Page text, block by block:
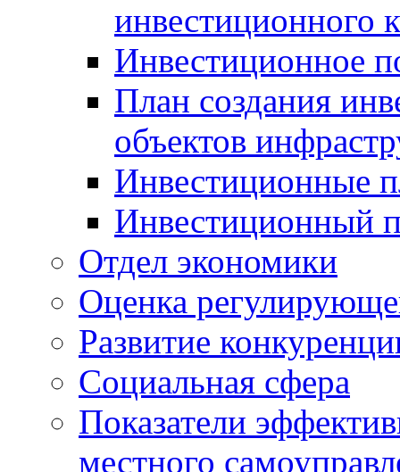
инвестиционного
Инвестиционное
План создания
объектов
Инвестиционные
Инвестиционный
Отдел экономики
Оценка
Развитие
Социальная сфера
Показатели
местного